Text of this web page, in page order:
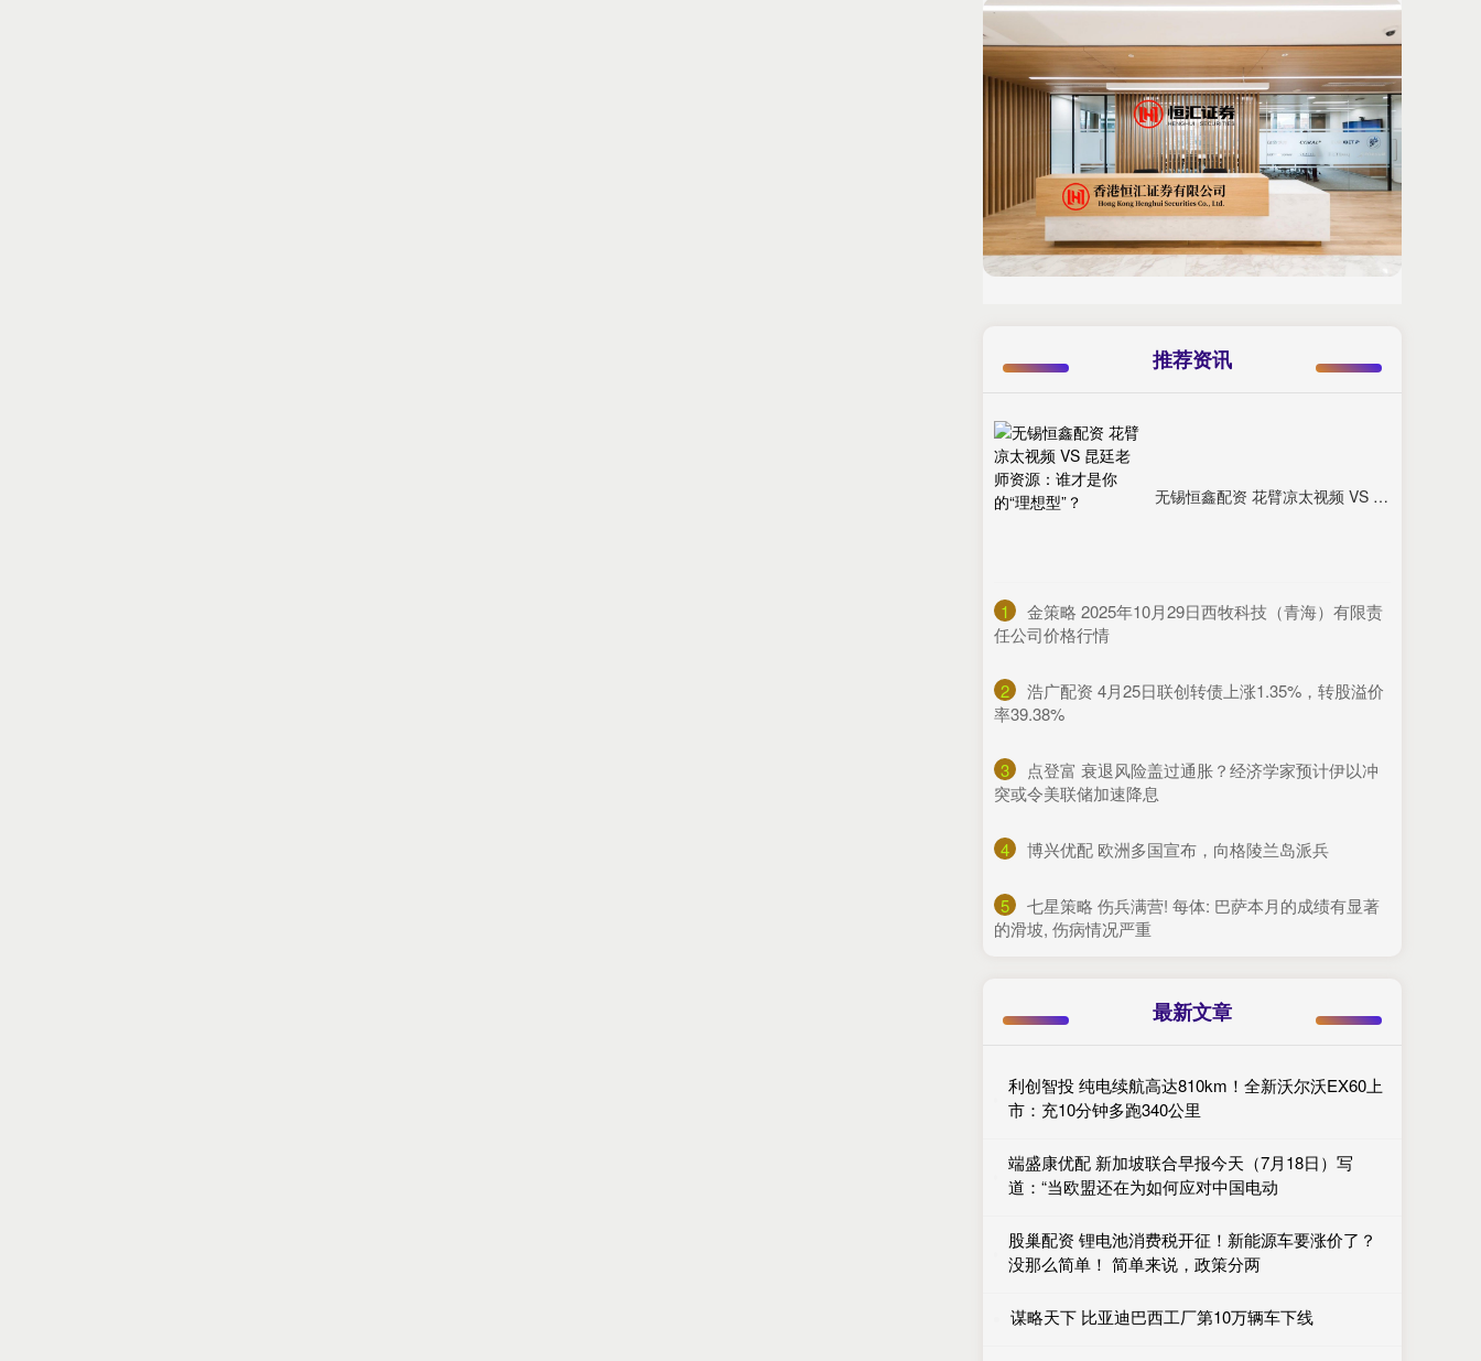
推荐资讯
无锡恒鑫配资 花臂凉太视频 VS 昆廷老师资源：谁才是你的“理想型”？
1
​金策略 2025年10月29日西牧科技（青海）有限责
任公司价格行情
2
​浩广配资 4月25日联创转债上涨1.35%，转股溢价
率39.38%
3
​点登富 衰退风险盖过通胀？经济学家预计伊以冲
突或令美联储加速降息
4 ​博兴优配 欧洲多国宣布，向格陵兰岛派兵
5
​七星策略 伤兵满营! 每体: 巴萨本月的成绩有显著
的滑坡, 伤病情况严重
最新文章
利创智投 纯电续航高达810km！全新沃尔沃EX60上
市：充10分钟多跑340公里
端盛康优配 新加坡联合早报今天（7月18日）写
道：“当欧盟还在为如何应对中国电动
股巢配资 锂电池消费税开征！新能源车要涨价了？
没那么简单！ 简单来说，政策分两
谋略天下 比亚迪巴西工厂第10万辆车下线